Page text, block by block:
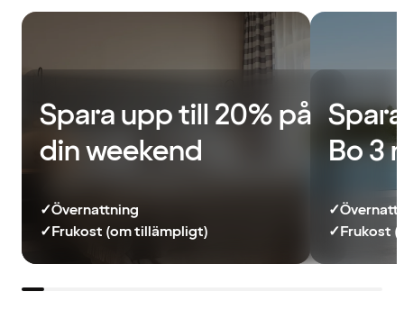
Spara upp till 20% på
din weekend
✓Övernattning
✓Frukost (om tillämpligt)
Bo 3
✓
✓Frukost